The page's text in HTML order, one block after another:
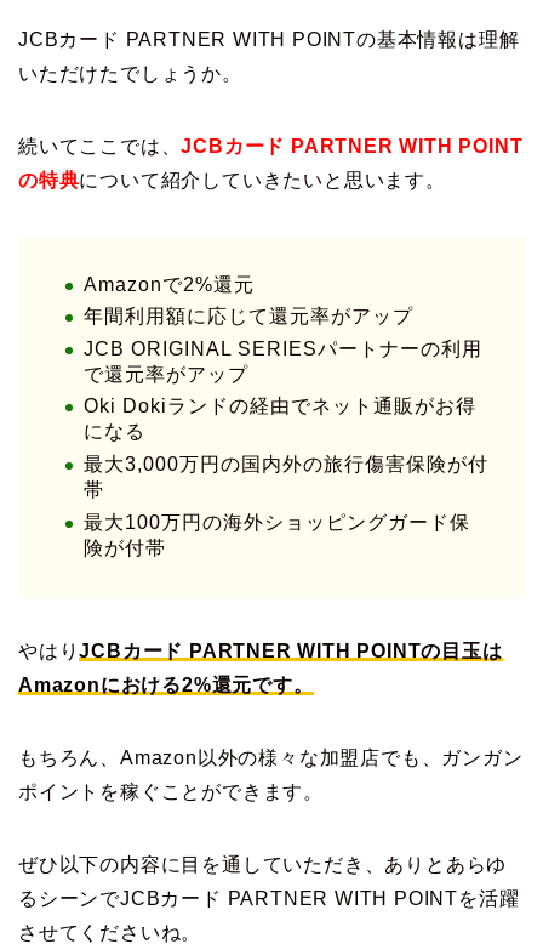
JCBカード PARTNER WITH POINTの基本情報は理解
いただけたでしょうか。
続いてここでは、JCBカード PARTNER WITH POINT
の特典について紹介していきたいと思います。
Amazonで2%還元
年間利用額に応じて還元率がアップ
JCB ORIGINAL SERIESパートナーの利用
で還元率がアップ
Oki Dokiランドの経由でネット通販がお得
になる
最大3,000万円の国内外の旅行傷害保険が付
帯
最大100万円の海外ショッピングガード保
険が付帯
やはりJCBカード PARTNER WITH POINTの目玉は
Amazonにおける2%還元です。
もちろん、Amazon以外の様々な加盟店でも、ガンガン
ポイントを稼ぐことができます。
ぜひ以下の内容に目を通していただき、ありとあらゆ
るシーンでJCBカード PARTNER WITH POINTを活躍
させてくださいね。